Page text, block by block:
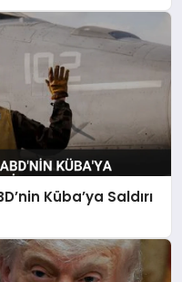
Küba’ya Saldırı